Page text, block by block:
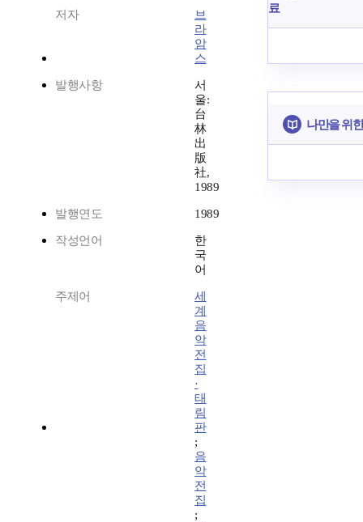
저자
브
라
암
스
발행사항
서
울:
台
林
出
版
社,
1989
발행연도 1989
작성언어
한
국
어
주제어
세
계
음
악
전
집
·
태
림
판
;
음
악
전
집
;
료
나만을 위